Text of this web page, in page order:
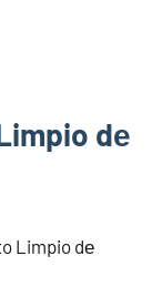
dе
Limpio dе